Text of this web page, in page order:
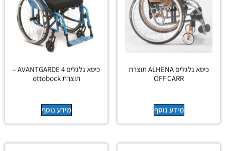
כיסא גלגלים ALHENA תוצרת
OFF CARR
מידע נוסף
כיסא גלגלים AVANTGARDE 4 –
תוצרת ottobock
מידע נוסף